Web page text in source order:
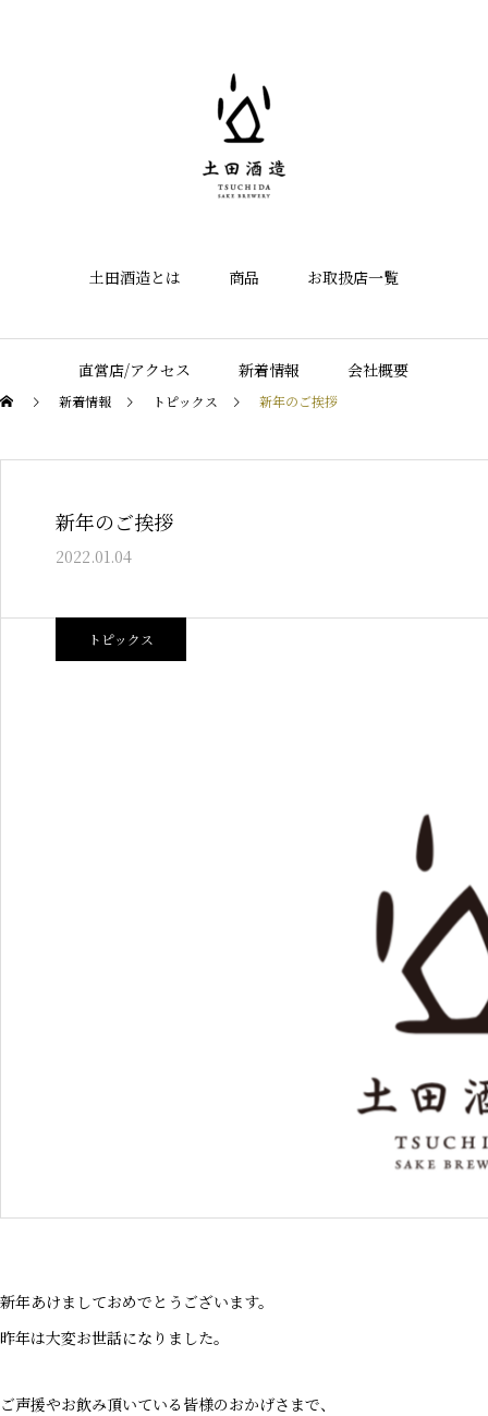
土田酒造とは 商品 お取扱店一覧
直営店/アクセス 新着情報 会社概要
新着情報 トピックス 新年のご挨拶
新年のご挨拶
2022.01.04
トピックス
新年あけましておめでとうございます。
昨年は大変お世話になりました。
ご声援やお飲み頂いている皆様のおかげさまで、